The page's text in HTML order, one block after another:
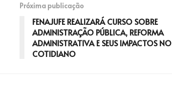
Próxima publicação
FENAJUFE REALIZARÁ CURSO SOBRE
ADMINISTRAÇÃO PÚBLICA, REFORMA
ADMINISTRATIVA E SEUS IMPACTOS NO
COTIDIANO